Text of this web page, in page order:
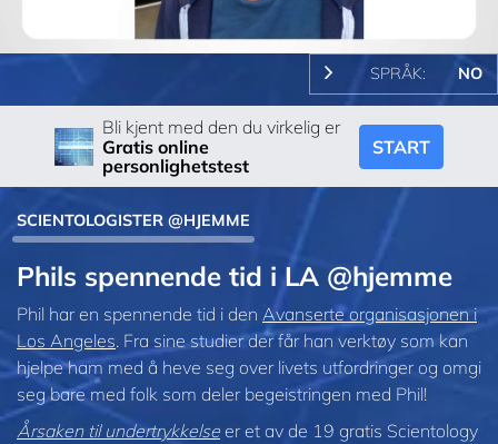
Video
SPRÅK: NO
Bli kjent med den du virkelig er
Gratis online
personlighetstest
START
SCIENTOLOGISTER @HJEMME
Phils spennende tid i LA @hjemme
Phil har en spennende tid i den Avanserte organisasjonen i
Los Angeles. Fra sine studier der får han verktøy som kan
hjelpe ham med å heve seg over livets utfordringer og omgi
seg bare med folk som deler begeistringen med Phil!
Årsaken til undertrykkelse er et av de 19 gratis Scientology